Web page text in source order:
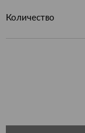
Количество